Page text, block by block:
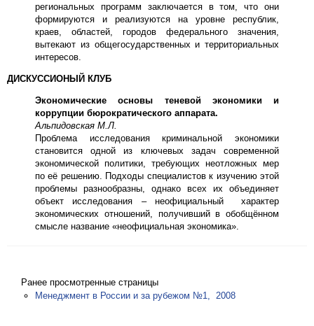
региональных программ заключается в том, что они
формируются и реализуются на уровне республик,
краев, областей, городов федерального значения,
вытекают из общегосударственных и территориальных
интересов.
ДИСКУССИОНЫЙ КЛУБ
Экономические основы теневой экономики и
коррупции бюрократического аппарата.
Альпидовская М.Л.
Проблема исследования криминальной экономики
становится одной из ключевых задач современной
экономической политики, требующих неотложных мер
по её решению. Подходы специалистов к изучению этой
проблемы разнообразны, однако всех их объединяет
объект исследования – неофициальный характер
экономических отношений, получивший в обобщённом
смысле название «неофициальная экономика».
Ранее просмотренные страницы
Менеджмент в России и за рубежом №1, 2008